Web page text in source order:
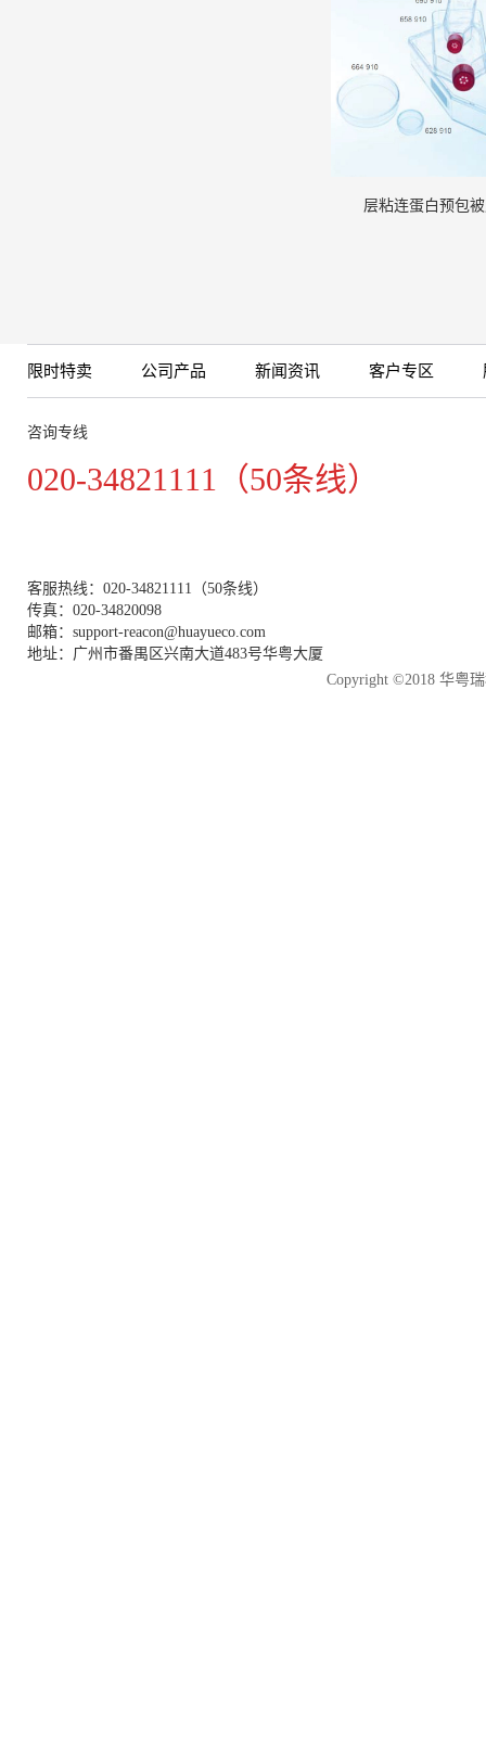
层粘连蛋白预包
限时特卖 公司产品 新闻资讯 客户专区
咨询专线
020-34821111（50条线）
客服热线：020-34821111（50条线）
传真：020-34820098
邮箱：support-reacon@huayueco.com
地址：广州市番禺区兴南大道483号华粤大厦
Copyright ©2018 华粤